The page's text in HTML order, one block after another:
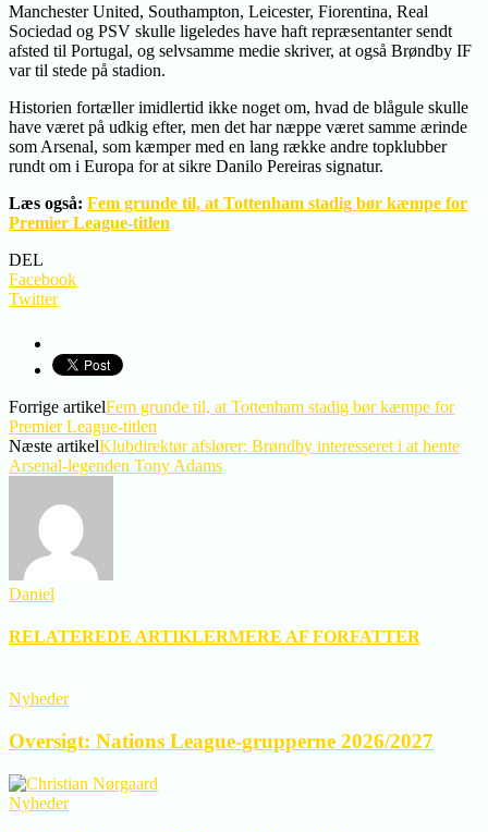
Manchester United, Southampton, Leicester, Fiorentina, Real
Sociedad og PSV skulle ligeledes have haft repræsentanter sendt
afsted til Portugal, og selvsamme medie skriver, at også Brøndby IF
var til stede på stadion.
Historien fortæller imidlertid ikke noget om, hvad de blågule skulle
have været på udkig efter, men det har næppe været samme ærinde
som Arsenal, som kæmper med en lang række andre topklubber
rundt om i Europa for at sikre Danilo Pereiras signatur.
Læs også: Fem grunde til, at Tottenham stadig bør kæmpe for
Premier League-titlen
DEL
Facebook
Twitter
Forrige artikelFem grunde til, at Tottenham stadig bør kæmpe for
Premier League-titlen
Næste artikelKlubdirektør afslører: Brøndby interesseret i at hente
Arsenal-legenden Tony Adams
Daniel
RELATEREDE ARTIKLERMERE AF FORFATTER
Nyheder
Oversigt: Nations League-grupperne 2026/2027
Nyheder